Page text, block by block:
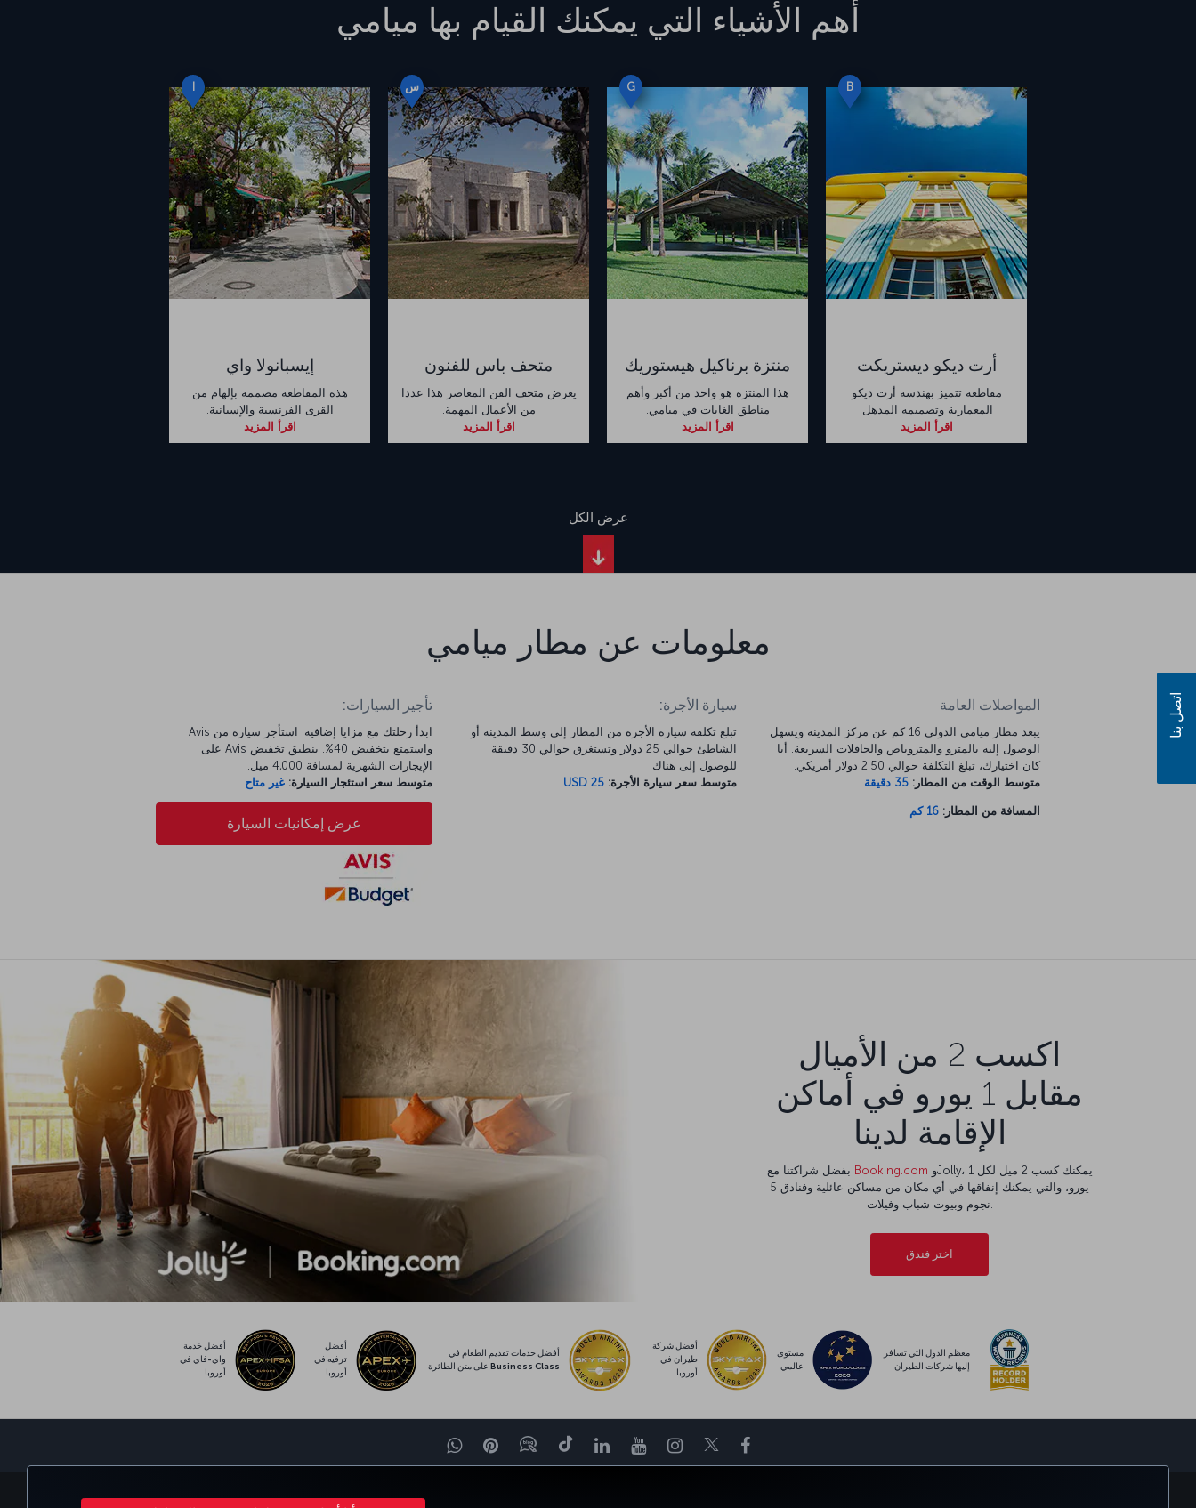
أهم الأشياء التي يمكنك القيام بها ميامي
B
أرت ديكو ديستريكت
مقاطعة تتميز بهندسة أرت ديكو
المعمارية وتصميمه المذهل.
اقرأ المزيد
G
منتزة برناكيل هيستوريك
هذا المنتزه هو واحد من أكبر وأهم
مناطق الغابات في ميامي.
اقرأ المزيد
س
متحف باس للفنون
يعرض متحف الفن المعاصر هذا عددا
من الأعمال المهمة.
اقرأ المزيد
I
إيسبانولا واي
هذه المقاطعة مصممة بإلهام من
القرى الفرنسية والإسبانية.
اقرأ المزيد
عرض الكل
معلومات عن مطار ميامي
المواصلات العامة
يبعد مطار ميامي الدولي 16 كم عن مركز المدينة ويسهل
الوصول إليه بالمترو والمتروباص والحافلات السريعة. أيا
كان اختيارك، تبلغ التكلفة حوالي 2.50 دولار أمريكي.
متوسط الوقت من المطار: 35 دقيقة
المسافة من المطار: 16 كم
سيارة الأجرة:
تبلغ تكلفة سيارة الأجرة من المطار إلى وسط المدينة أو
الشاطئ حوالي 25 دولار وتستغرق حوالي 30 دقيقة
للوصول إلى هناك.
متوسط سعر سيارة الأجرة: USD 25
تأجير السيارات:
ابدأ رحلتك مع مزايا إضافية. استأجر سيارة من Avis
واستمتع بتخفيض 40%. ينطبق تخفيض Avis على
الإيجارات الشهرية لمسافة 4,000 ميل.
متوسط سعر استئجار السيارة: غير متاح
عرض إمكانيات السيارة
اكسب 2 من الأميال
مقابل 1 يورو في أماكن
الإقامة لدينا
Booking.com
يورو، والتي يمكنك إنفاقها في أي مكان من مساكن عائلية وفنادق 5
نجوم وبيوت شباب وفيلات.
اختر فندق
معظم الدول التي تسافر
إليها شركات الطيران
مستوى
عالمي
أفضل شركة
طيران في
أوروبا
أفضل خدمات تقديم الطعام في
Business Class على متن الطائرة
أفضل
ترفيه في
أوروبا
أفضل خدمة
واي-فاي في
أوروبا
Facebook
Twitter
Instagram
YouTube
LinkedIn
تيك توكBlog
Pinterestواتساب
CORPORATE CLUB
Turkish Airlines
اتصل بنا